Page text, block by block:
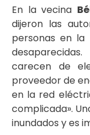
En la vecina
dijeron las
personas en la
carecen de
proveedor de
en la red
complicada».
inundados y es